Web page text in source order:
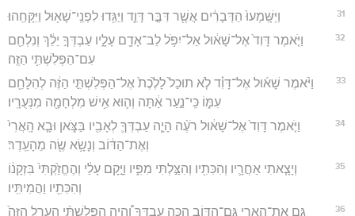
31 וַיְּשָּֽׁמְעוּ֙ הַדְּבָרִ֔ים אֲשֶׁ֖ר דִּבֶּ֣ר דָּוִ֑ד וַיַּגִּ֥דוּ לִפְנֵֽי־שָׁא֖וּל וַיִּקָּחֵֽהוּ׃
32
וַיֹּ֤אמֶר דָּוִד֙ אֶל־שָׁא֔וּל אַל־יִפֹּ֥ל לֵב־אָדָ֖ם עָלָ֑יו עַבְדְּךָ֣ יֵלֵ֔ךְ וְנִלְחַ֖ם
עִם־הַפְּלִשְׁתִּ֥י הַזֶּֽה׃
33
וַיֹּ֨אמֶר שָׁא֜וּל אֶל־דָּוִ֗ד לֹ֤א תוּכַל֙ לָלֶ֙כֶת֙ אֶל־הַפְּלִשְׁתִּ֣י הַזֶּ֔ה לְהִלָּחֵ֖ם
עִמּ֑וֹ כִּֽי־נַ֣עַר אַ֔תָּה וְה֛וּא אִ֥ישׁ מִלְחָמָ֖ה מִנְּעֻרָֽיו׃
34
וַיֹּ֤אמֶר דָּוִד֙ אֶל־שָׁא֔וּל רֹעֶ֨ה הָיָ֧ה עַבְדְּךָ֛ לְאָבִ֖יו בַּצֹּ֑אן וּבָ֤א הָֽאֲרִי֙
וְאֶת־הַדּ֔וֹב וְנָשָׂ֥א שֶׂ֖ה מֵהָעֵֽדֶר׃
35
וְיָצָ֧אתִי אַחֲרָ֛יו וְהִכִּתִ֖יו וְהִצַּ֣לְתִּי מִפִּ֑יו וַיָּ֣קָם עָלַ֔י וְהֶחֱזַ֙קְתִּי֙ בִּזְקָנ֔וֹ
וְהִכִּתִ֖יו וַהֲמִיתִּֽיו׃
36
גַּ֧ם אֶֽת־הָאֲרִ֛י גַּם־הַדּ֖וֹב הִכָּ֣ה עַבְדֶּ֑ךָ וְֽ֠הָיָה הַפְּלִשְׁתִּ֨י הֶעָרֵ֤ל הַזֶּה֙